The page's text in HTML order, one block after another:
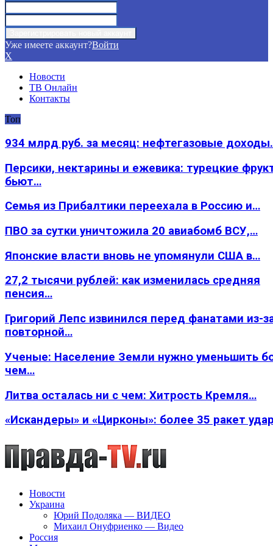
Уже имеете аккаунт?Войти
X
Новости
ТВ Онлайн
Контакты
Топ
934 млрд руб. за месяц: нефтегазовые
Персики, нектарины и ежевика: турецкие
бьют…
Семья из Прибалтики переехала в Россию и…
ПВО за сутки уничтожила 20 авиабомб ВСУ,…
Японские власти вновь не упомянули США в…
27,2 тысячи рублей: как изменилась средняя
пенсия…
Григорий Лепс извинился перед фанатами из-
повторной…
Ученые: Население Земли нужно уменьшить
чем…
Литва осталась ни с чем: Хитрость Кремля…
«Искандеры» и «Цирконы»: более 35 ракет
Новости
Украина
Юрий Подоляка — ВИДЕО
Михаил Онуфриенко — Видео
Россия